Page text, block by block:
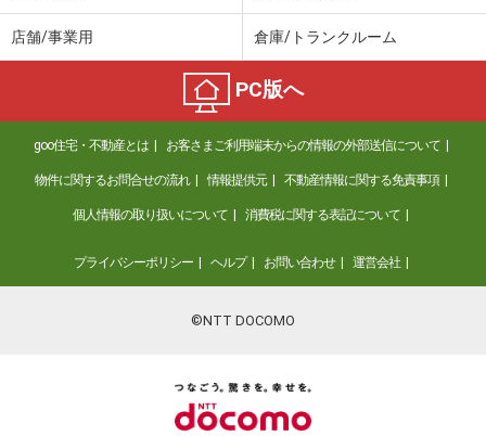
店舗/事業用 倉庫/トランクルーム
PC版へ
goo住宅・不動産とは お客さまご利用端末からの情報の外部送信について
物件に関するお問合せの流れ 情報提供元 不動産情報に関する免責事項
個人情報の取り扱いについて 消費税に関する表記について
プライバシーポリシー ヘルプ お問い合わせ 運営会社
©NTT DOCOMO